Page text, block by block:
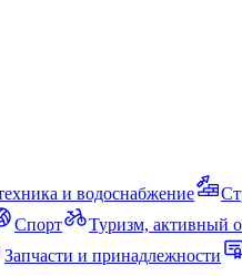
и водоснабжение
Спорт Туризм, активный
Запчасти и принадлежности